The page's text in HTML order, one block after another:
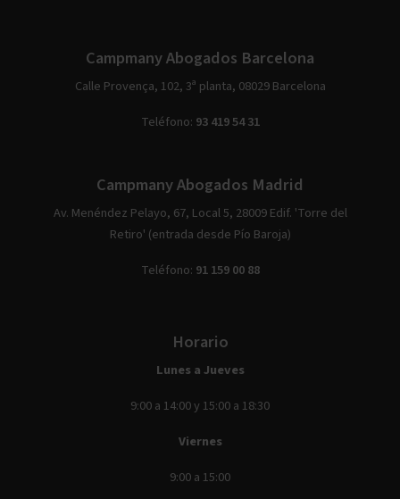
Campmany Abogados Barcelona
Calle Provença, 102, 3ª planta, 08029 Barcelona
Teléfono: 93 419 54 31
Campmany Abogados Madrid
Av. Menéndez Pelayo, 67, Local 5, 28009 Edif. 'Torre del
Retiro' (entrada desde Pío Baroja)
Teléfono: 91 159 00 88
Horario
Lunes a Jueves
9:00 a 14:00 y 15:00 a 18:30
Viernes
9:00 a 15:00